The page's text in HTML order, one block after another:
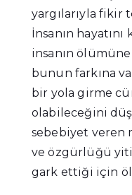
yargılarıyla fikir
İnsanın
insanın
bunun farkına
bir yola girme
olabileceğini
sebebiyet veren
ve özgürlüğü
gark ettiği için